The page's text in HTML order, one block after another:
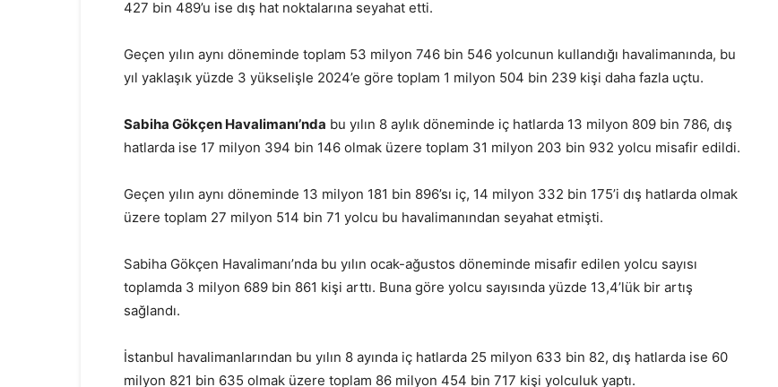
427 bin 489’u ise dış hat noktalarına seyahat etti.
Geçen yılın aynı döneminde toplam 53 milyon 746 bin 546 yolcunun kullandığı havalimanında, bu
yıl yaklaşık yüzde 3 yükselişle 2024’e göre toplam 1 milyon 504 bin 239 kişi daha fazla uçtu.
Sabiha Gökçen Havalimanı’nda bu yılın 8 aylık döneminde iç hatlarda 13 milyon 809 bin 786, dış
hatlarda ise 17 milyon 394 bin 146 olmak üzere toplam 31 milyon 203 bin 932 yolcu misafir edildi.
Geçen yılın aynı döneminde 13 milyon 181 bin 896’sı iç, 14 milyon 332 bin 175’i dış hatlarda olmak
üzere toplam 27 milyon 514 bin 71 yolcu bu havalimanından seyahat etmişti.
Sabiha Gökçen Havalimanı’nda bu yılın ocak-ağustos döneminde misafir edilen yolcu sayısı
toplamda 3 milyon 689 bin 861 kişi arttı. Buna göre yolcu sayısında yüzde 13,4’lük bir artış
sağlandı.
İstanbul havalimanlarından bu yılın 8 ayında iç hatlarda 25 milyon 633 bin 82, dış hatlarda ise 60
milyon 821 bin 635 olmak üzere toplam 86 milyon 454 bin 717 kişi yolculuk yaptı.